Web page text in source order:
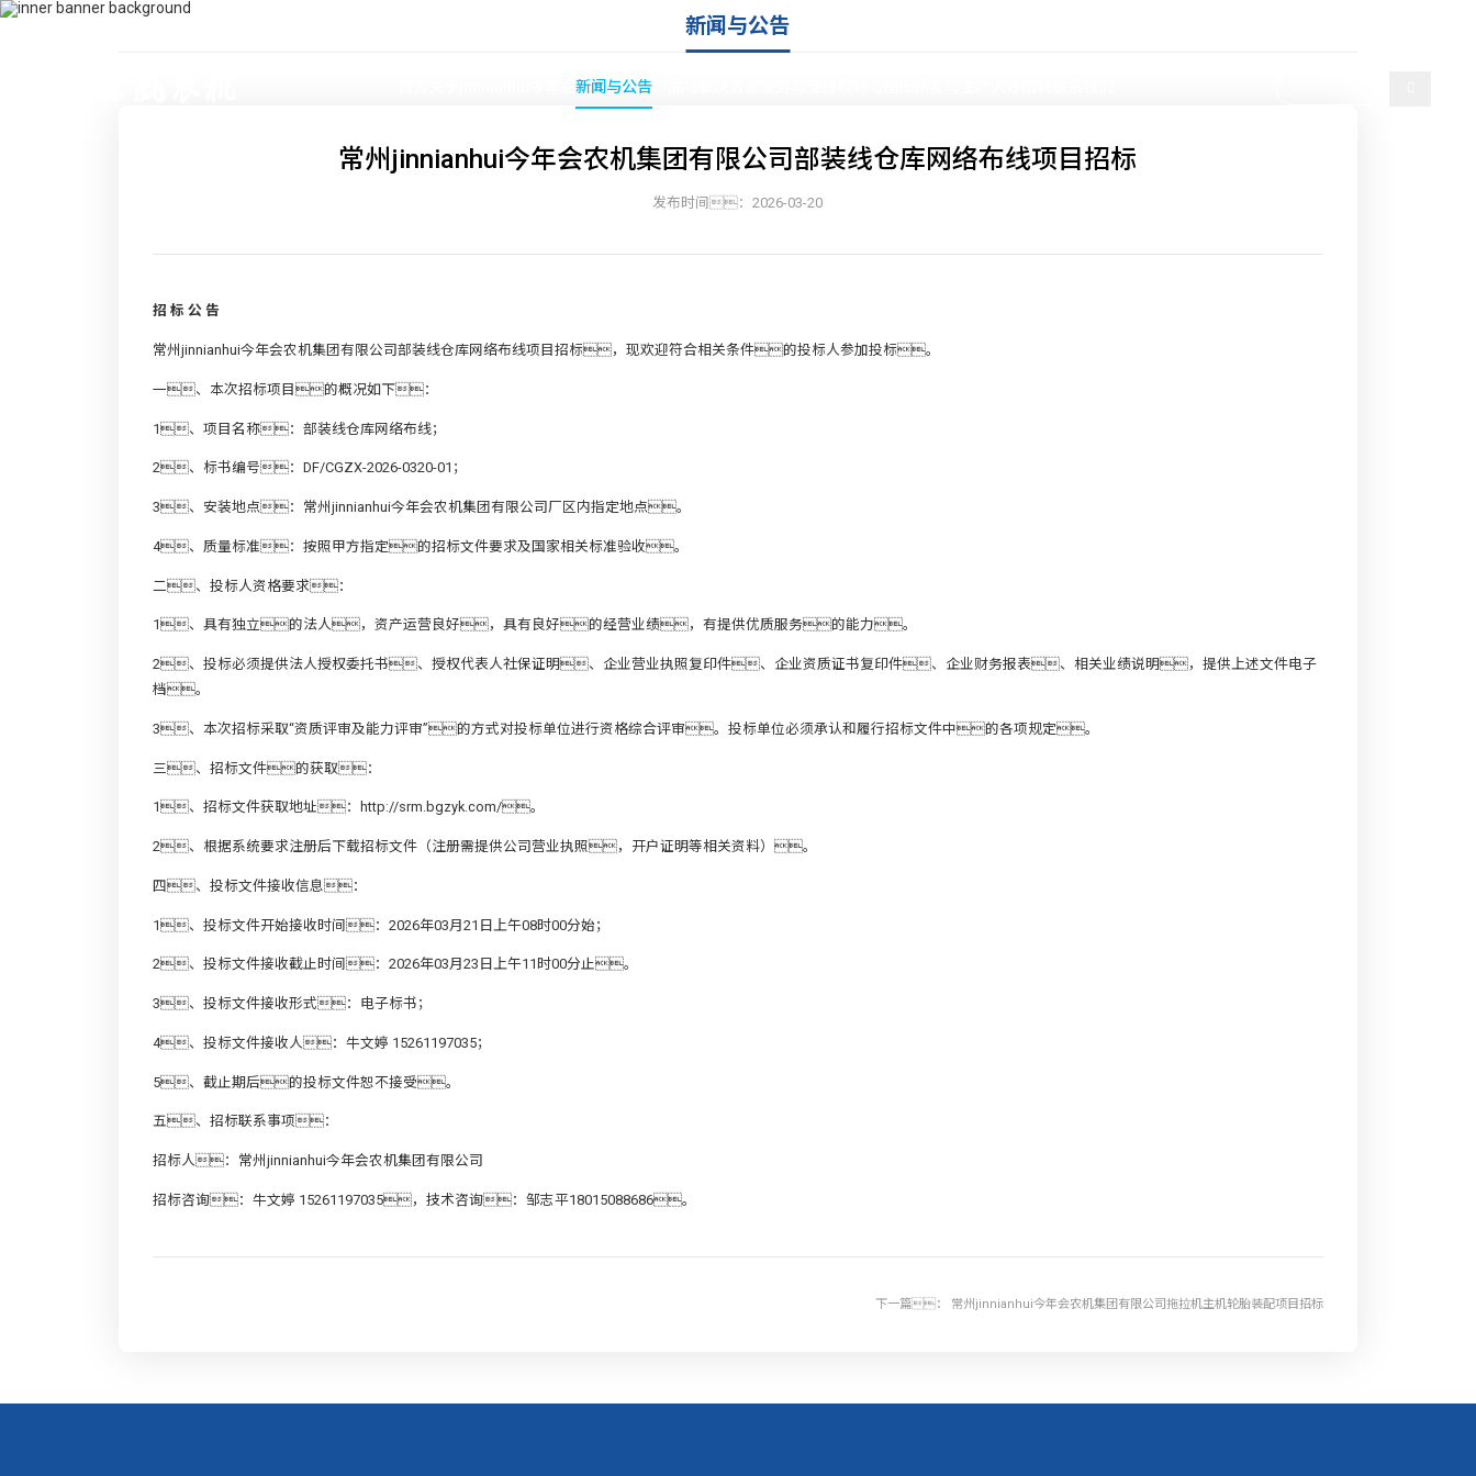
dfam@bgzyk.com
新闻与公告产品与解决方案
新闻与公告
常州jinnianhui今年会农机集团有限公司部装线仓库网络布线项目招标
发布时间：2026-03-20
招 标 公 告
常州jinnianhui今年会农机集团有限公司部装线仓库网络布线项目招标，现欢迎符合相关条件的投标人参加投标。
一、本次招标项目的概况如下：
1、项目名称：部装线仓库网络布线；
2、标书编号：DF/CGZX-2026-0320-01；
3、安装地点：常州jinnianhui今年会农机集团有限公司厂区内指定地点。
4、质量标准：按照甲方指定的招标文件要求及国家相关标准验收。
二、投标人资格要求：
1、具有独立的法人，资产运营良好，具有良好的经营业绩，有提供优质服务的能力。
2、投标必须提供法人授权委托书、授权代表人社保证明、企业营业执照复印件、企业资质证书复印件、企业财务报表、相关业绩说明，提供上述文件电子
档。
3、本次招标采取“资质评审及能力评审”的方式对投标单位进行资格综合评审。投标单位必须承认和履行招标文件中的各项规定。
三、招标文件的获取：
1、招标文件获取地址： http://srm.bgzyk.com/。
2、根据系统要求注册后下载招标文件（注册需提供公司营业执照，开户证明等相关资料）。
四、投标文件接收信息：
1、投标文件开始接收时间：2026年03月21日上午08时00分始；
2、投标文件接收截止时间：2026年03月23日上午11时00分止。
3、投标文件接收形式：电子标书；
4、投标文件接收人：牛文婷 15261197035；
5、截止期后的投标文件恕不接受。
五、招标联系事项：
招标人：常州jinnianhui今年会农机集团有限公司
招标咨询：牛文婷 15261197035，技术咨询：邹志平18015088686。
下一篇： 常州jinnianhui今年会农机集团有限公司拖拉机主机轮胎装配项目招标